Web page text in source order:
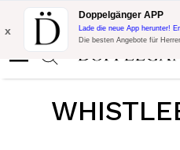
Blitzangebot:
10% Extra-
x
Doppelgänger APP
Lade die neue App herunter!
Die besten Angebote für